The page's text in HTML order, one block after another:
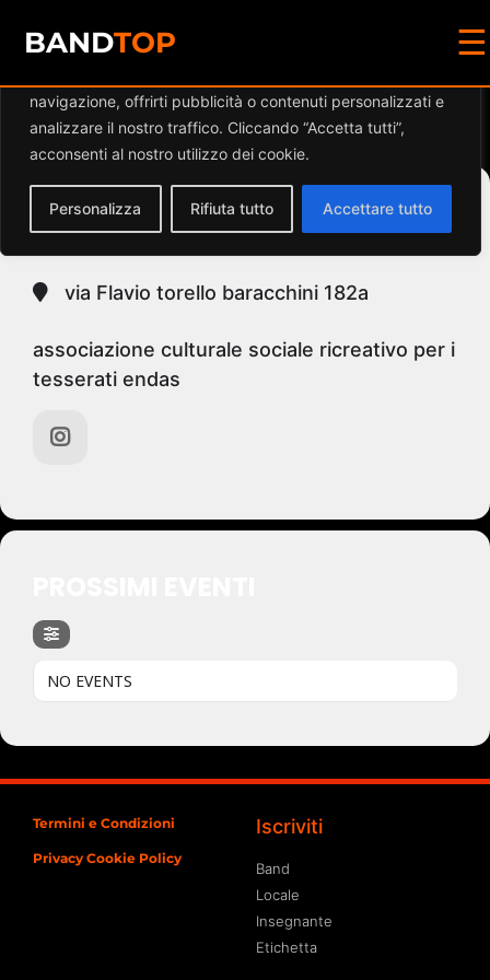
Diamo valore alla tua privacy
navigazione, offrirti pubblicità o contenuti personalizzati e
analizzare il nostro traffico. Cliccando “Accetta tutti”,
acconsenti al nostro utilizzo dei cookie.
Personalizza Rifiuta tutto Accettare tutto
BANDTOP ☰
Events at this location
MISAKA
via Flavio torello baracchini 182a
associazione culturale sociale ricreativo per i
tesserati endas
NO EVENTS
Termini e Condizioni
Privacy Cookie Policy
Iscriviti
Band
Locale
Insegnante
Etichetta